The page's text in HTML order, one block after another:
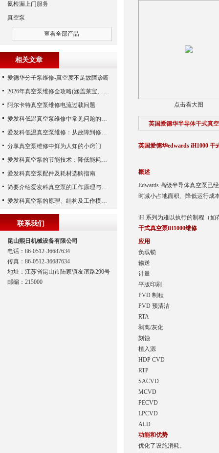
点击看大图
英国爱德华半导体干式真
英国爱德华edwards iH1000 干
概述
Edwards 高级半导体真空泵已
时减小占地面积、降低运行成
iH 系列为难以执行的制程（如
干式真空泵iH1000维修
应用
负载锁
输送
计量
平版印刷
PVD 制程
PVD 预清洁
RTA
剥离/灰化
刻蚀
植入源
HDP CVD
RTP
SACVD
MCVD
PECVD
LPCVD
ALD
功能和优势
优化了设施消耗。
氦检漏上门服务
真空泵
查看全部产品
相关文章
爱德华分子泵维修-真空度不足故障诊断
2026年真空泵维修全攻略(涵盖莱宝、爱德华、爱发科等品牌)
阿尔卡特真空泵维修电流过载问题
爱发科低温真空泵维修中常见问题的处理经验
爱发科低温真空泵维修：从故障到修复的全过程
分享真空泵维修中鲜为人知的小窍门
爱发科真空泵的节能技术：降低能耗，提高生产效益
爱发科真空泵配件及耗材选购指南
简要介绍爱发科真空泵的工作原理与主要部件
爱发科真空泵的原理、结构及工作模式解析
联系我们
昆山熙日机械设备有限公司
电话：86-0512-36687634
传真：86-0512-36687634
地址：江苏省昆山市陆家镇友谊路290号
邮编：215000